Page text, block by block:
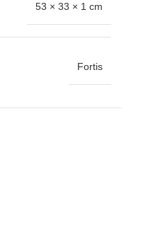
53 × 33 × 1 cm
Fortis